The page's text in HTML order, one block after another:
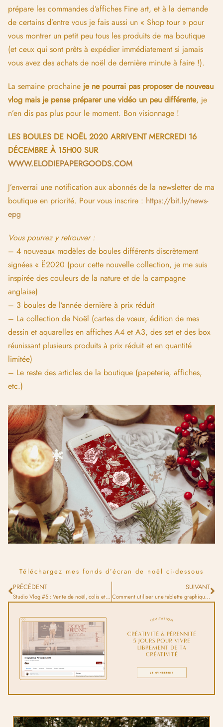
prépare les commandes d’affiches Fine art, et à la demande
de certains d’entre vous je fais aussi un « Shop tour » pour
vous montrer un petit peu tous les produits de ma boutique
(et ceux qui sont prêts à expédier immédiatement si jamais
vous avez des achats de noël de dernière minute à faire !).
La semaine prochaine je ne pourrai pas proposer de nouveau
vlog mais je pense préparer une vidéo un peu différente, je
n’en dis pas plus pour le moment. Bon visionnage !
LES BOULES DE NOËL 2020 ARRIVENT MERCREDI 16
DÉCEMBRE À 15H00 SUR
WWW.ELODIEPAPERGOODS.COM
J’enverrai une notification aux abonnés de la newsletter de ma
boutique en priorité. Pour vous inscrire : https://bit.ly/news-
epg
Vous pourrez y retrouver :
– 4 nouveaux modèles de boules différents discrètement
signées « Ë2020 (pour cette nouvelle collection, je me suis
inspirée des couleurs de la nature et de la campagne
anglaise)
– 3 boules de l’année dernière à prix réduit
– La collection de Noël (cartes de vœux, édition de mes
dessin et aquarelles en affiches A4 et A3, des set et des box
réunissant plusieurs produits à prix réduit et en quantité
limitée)
– Le reste des articles de la boutique (papeterie, affiches,
etc.)
Téléchargez mes fonds d’écran de noël ci-dessous
PRÉCÉDENT
Studio Vlog #5 : Vente de noël, colis et cadeaux !!!
SUIVANT
Comment utiliser une tablette graphique avec écran ?